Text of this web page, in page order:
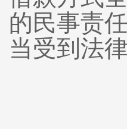
的民事责
当受到法